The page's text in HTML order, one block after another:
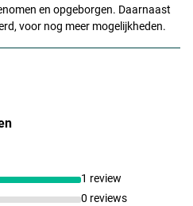
en opgeborgen. Daarnaast
voor nog meer mogelijkheden.
1 review
0 reviews